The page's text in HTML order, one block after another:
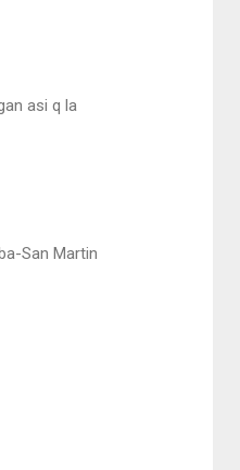
asi q la
San Martin